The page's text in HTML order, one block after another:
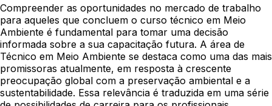
Compreender as oportunidades no mercado de trabalho
para aqueles que concluem o curso técnico em Meio
Ambiente é fundamental para tomar uma decisão
informada sobre a sua capacitação futura. A área de
Técnico em Meio Ambiente se destaca como uma das mais
promissoras atualmente, em resposta à crescente
preocupação global com a preservação ambiental e a
sustentabilidade. Essa relevância é traduzida em uma série